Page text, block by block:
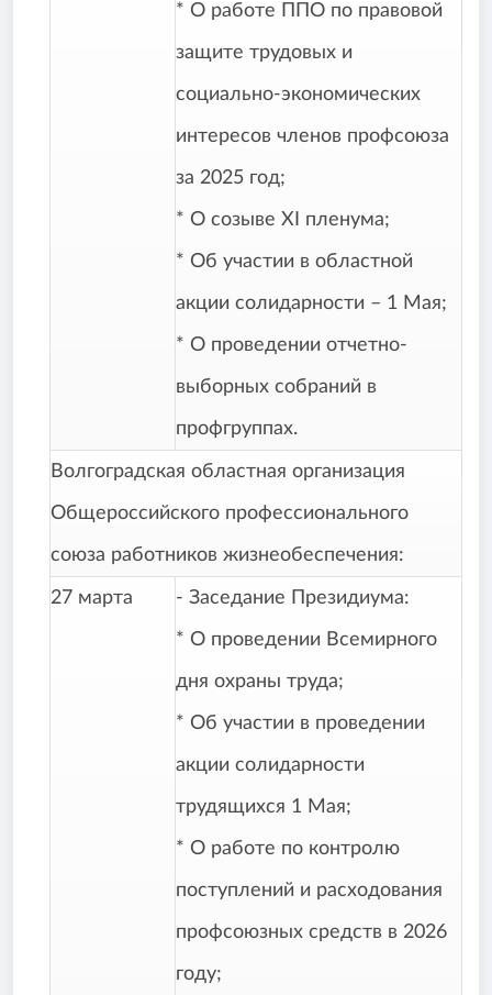
* О работе ППО по правовой
защите трудовых и
социально-экономических
интересов членов профсоюза
за 2025 год;
* О созыве XI пленума;
* Об участии в областной
акции солидарности – 1 Мая;
* О проведении отчетно-
выборных собраний в
профгруппах.
Волгоградская областная организация
Общероссийского профессионального
союза работников жизнеобеспечения:
27 марта - Заседание Президиума:
* О проведении Всемирного
дня охраны труда;
* Об участии в проведении
акции солидарности
трудящихся 1 Мая;
* О работе по контролю
поступлений и расходования
профсоюзных средств в 2026
году;